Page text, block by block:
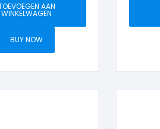
AAN
WINKELWAGEN
BUY NOW